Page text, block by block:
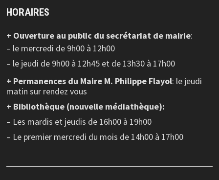
HORAIRES
+ Ouverture au public du secrétariat de mairie:
– le mercredi de 9h00 à 12h00
– le jeudi de 9h00 à 12h45 et de 13h30 à 17h00
+ Permanences du Maire M. Philippe Flayol: le jeudi
matin sur rendez vous
+ Bibliothèque (nouvelle médiathèque):
– Les mardis et jeudis de 16h00 à 19h00
– Le premier mercredi du mois de 14h00 à 17h00